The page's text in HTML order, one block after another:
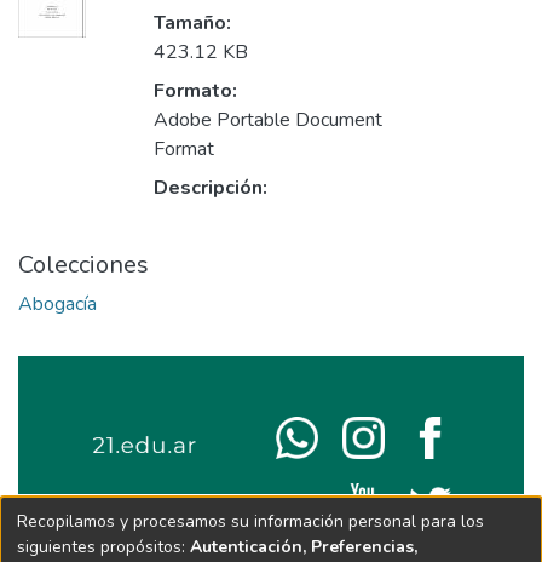
Tamaño:
423.12 KB
Formato:
Adobe Portable Document
Format
Descripción:
Colecciones
Abogacía
Recopilamos y procesamos su información personal para los
siguientes propósitos: Autenticación, Preferencias,